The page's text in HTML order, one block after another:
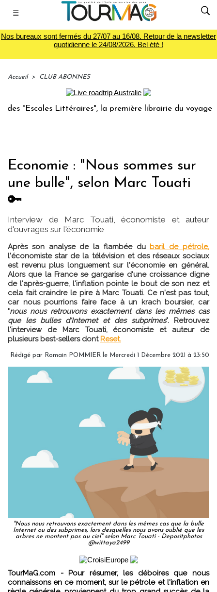
☰
Nos bureaux sont fermés du 27/07 au 16/08. Retour de la newsletter
quotidienne le 24/08/2026. Bel été !
Accueil > CLUB ABONNES
Littéraires", la première librairie du voyage Le
Economie : "Nous sommes sur
une bulle", selon Marc Touati
🔑
Interview de Marc Touati, économiste et auteur
d'ouvrages sur l'économie
Après son analyse de la flambée du baril de pétrole,
l'économiste star de la télévision et des réseaux sociaux
est revenu plus longuement sur l'économie en général.
Alors que la France se gargarise d'une croissance digne
de l'après-guerre, l'inflation pointe le bout de son nez et
cela fait craindre le pire à Marc Touati. Ce n'est pas tout,
car nous pourrions faire face à un krach boursier, car
"nous nous retrouvons exactement dans les mêmes cas
que les bulles d'Internet et des subprimes". Retrouvez
l'interview de Marc Touati, économiste et auteur de
plusieurs best-sellers dont Reset.
Rédigé par Romain POMMIER le Mercredi 1 Décembre 2021 à 23:50
"Nous nous retrouvons exactement dans les mêmes cas que la bulle
Internet ou des subprimes, lors desquelles nous avons oublié que les
arbres ne montent pas au ciel" selon Marc Touati - Depositphotos
@wittaya2499
TourMaG.com - Pour résumer, les déboires que nous
connaissons en ce moment, sur le pétrole et l'inflation en